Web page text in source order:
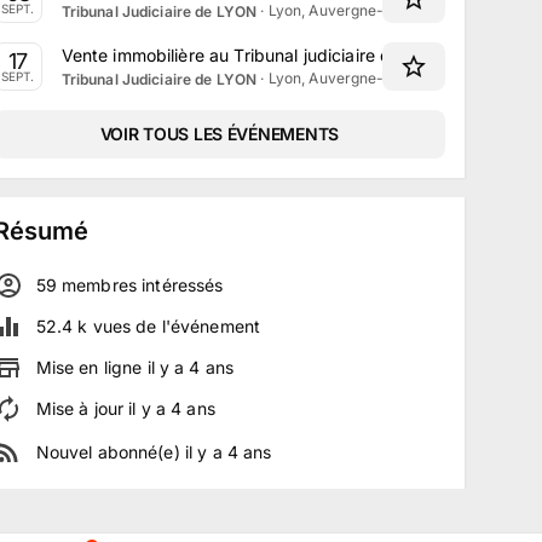
SEPT. Tribunal Judiciaire de LYON · Lyon, Auvergne-Rhône-Alpes
17
SEPT.
Vente immobilière au Tribunal judiciaire de Lyon le 17
Tribunal Judiciaire de LYON · Lyon, Auvergne-Rhône-Alpes
VOIR TOUS LES ÉVÉNEMENTS
59 membresintéressés
52.4 k vues de l'événement
Mise en ligne il y a4 ans
Mise à jour il y a4 ans
Nouvel abonné(e) il y a 4 ans